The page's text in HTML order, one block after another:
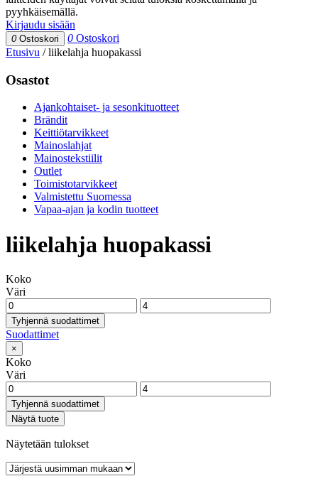
pyyhkäisemällä.
Kirjaudu sisään
0 Ostoskori 0 Ostoskori
Etusivu /liikelahja huopakassi
Osastot
Ajankohtaiset- ja sesonkituotteet
Brändit
Keittiötarvikkeet
Mainoslahjat
Mainostekstiilit
Outlet
Toimistotarvikkeet
Valmistettu Suomessa
Vapaa-ajan ja kodin tuotteet
liikelahja huopakassi
Koko
Väri
Tyhjennä suodattimet
Suodattimet
×
Koko
Väri
Tyhjennä suodattimet
Näytä tuote
Näytetään tulokset